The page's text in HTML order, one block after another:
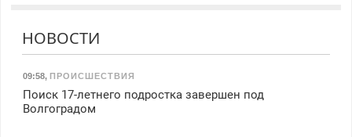
НОВОСТИ
09:58, ПРОИСШЕСТВИЯ
Поиск 17-летнего подростка завершен под
Волгоградом